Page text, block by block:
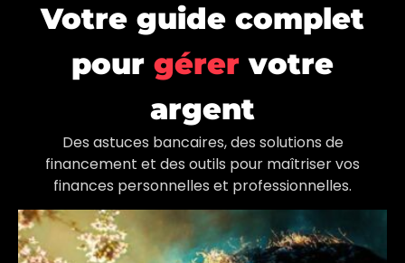
Votre guide complet
pour gérer votre
argent
Des astuces bancaires, des solutions de
financement et des outils pour maîtriser vos
finances personnelles et professionnelles.